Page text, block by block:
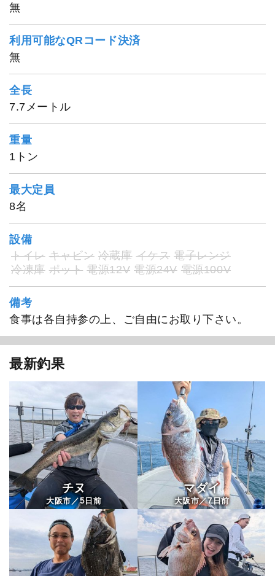
無
利用可能なQRコード決済
無
全長
7.7メートル
重量
1トン
最大定員
8名
設備
トイレ キャビン 冷蔵庫 イケス 電子レンジ
冷凍庫 ポット 電源12V 電源24V 電源100V
備考
食事は各自持参の上、ご自由にお取り下さい。
最新釣果
チヌ
大阪市／5日前
マダイ
大阪市／7日前